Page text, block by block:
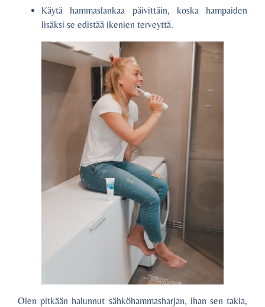
Käytä hammaslankaa päivittäin, koska hampaiden
lisäksi se edistää ikenien terveyttä.
Olen pitkään halunnut sähköhammasharjan, ihan sen takia,